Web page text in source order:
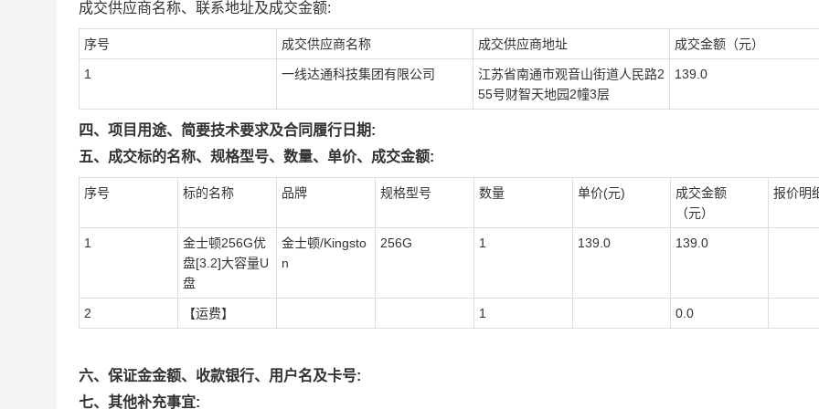
成交供应商名称、联系地址及成交金额:
序号 成交供应商名称 成交供应商地址 成交金额（元）
1 一线达通科技集团有限公司
江苏省南通市观音山街道人民路2
55号财智天地园2幢3层
139.0
四、项目用途、简要技术要求及合同履行日期:
五、成交标的名称、规格型号、数量、单价、成交金额:
序号 标的名称 品牌 规格型号 数量 单价(元)
成交金额
（元）
报价明
1
金士顿256G优
盘[3.2]大容量U
盘
金士顿/Kingsto
n
256G 1 139.0 139.0
2 【运费】 1 0.0
六、保证金金额、收款银行、用户名及卡号:
七、其他补充事宜: